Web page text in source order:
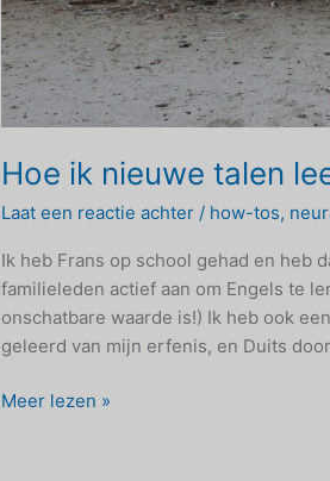
Hoe ik nieuwe talen
Laat een reactie achter / how-tos,
Ik heb Frans op school gehad en heb
familieleden actief aan om Engels te
onschatbare waarde is!) Ik heb ook
geleerd van mijn erfenis, en Duits
Hoe
Meer lezen »